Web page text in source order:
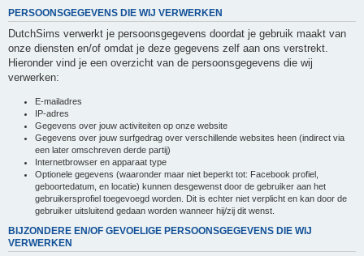
PERSOONSGEGEVENS DIE WIJ VERWERKEN
DutchSims verwerkt je persoonsgegevens doordat je gebruik maakt van
onze diensten en/of omdat je deze gegevens zelf aan ons verstrekt.
Hieronder vind je een overzicht van de persoonsgegevens die wij
verwerken:
E-mailadres
IP-adres
Gegevens over jouw activiteiten op onze website
Gegevens over jouw surfgedrag over verschillende websites heen (indirect via
een later omschreven derde partij)
Internetbrowser en apparaat type
Optionele gegevens (waaronder maar niet beperkt tot: Facebook profiel,
geboortedatum, en locatie) kunnen desgewenst door de gebruiker aan het
gebruikersprofiel toegevoegd worden. Dit is echter niet verplicht en kan door de
gebruiker uitsluitend gedaan worden wanneer hij/zij dit wenst.
BIJZONDERE EN/OF GEVOELIGE PERSOONSGEGEVENS DIE WIJ
VERWERKEN